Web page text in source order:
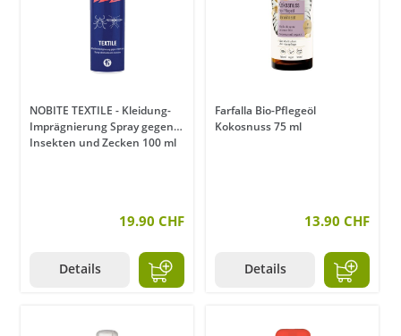
NOBITE TEXTILE - Kleidung-
Imprägnierung Spray gegen
Insekten und Zecken 100 ml
19.90 CHF
Details
Farfalla Bio-Pflegeöl
Kokosnuss 75 ml
13.90 CHF
Details